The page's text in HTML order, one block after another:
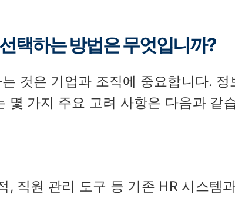
택하는 방법은 무엇입니까?
것은 기업과 조직에 중요합니다. 정
몇 가지 주요 고려 사항은 다음과 같
직원 관리 도구 등 기존 HR 시스템